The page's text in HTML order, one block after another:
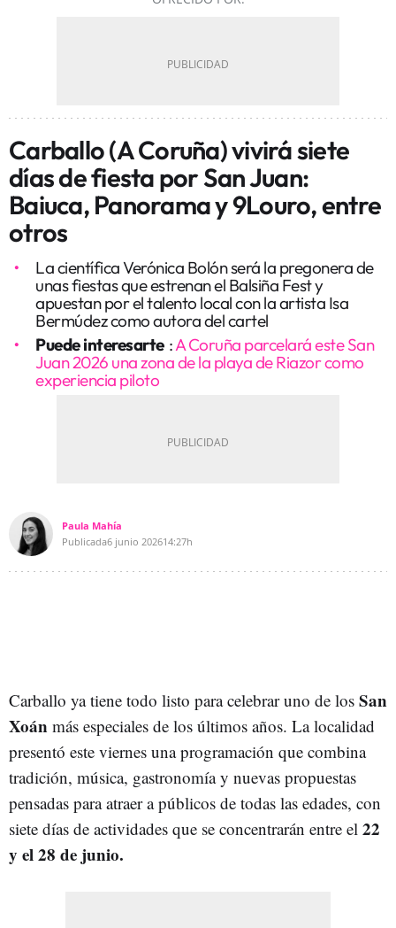
Carballo (A Coruña) vivirá siete
días de fiesta por San Juan:
Baiuca, Panorama y 9Louro, entre
otros
La científica Verónica Bolón será la pregonera de
unas fiestas que estrenan el Balsiña Fest y
apuestan por el talento local con la artista Isa
Bermúdez como autora del cartel
Puede interesarte :A Coruña parcelará este San
Juan 2026 una zona de la playa de Riazor como
experiencia piloto
Paula Mahía
Publicada6 junio 202614:27h
Carballo ya tiene todo listo para celebrar uno de los San
Xoán más especiales de los últimos años. La localidad
presentó este viernes una programación que combina
tradición, música, gastronomía y nuevas propuestas
pensadas para atraer a públicos de todas las edades, con
siete días de actividades que se concentrarán entre el 22
y el 28 de junio.